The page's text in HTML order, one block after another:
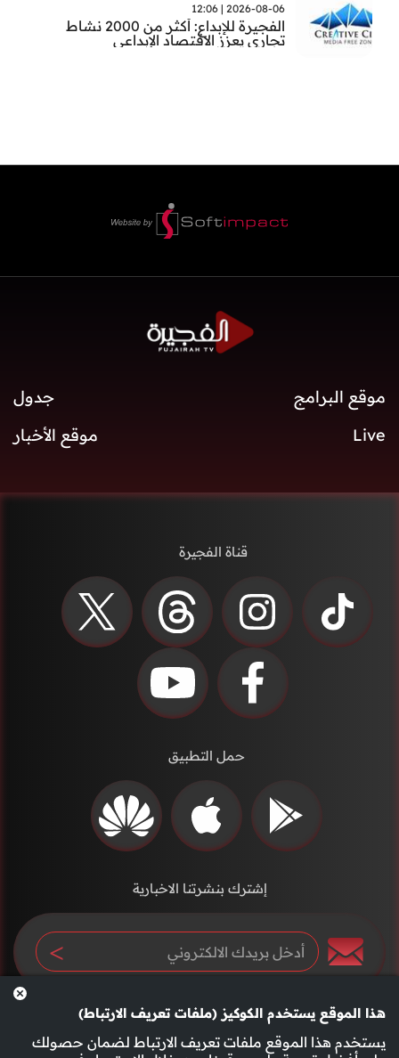
2026-08-06 | 12:06
الفجيرة للإبداع: أكثر من 2000 نشاط
تجاري يعزز الاقتصاد الإبداعي
هذا الموقع يستخدم الكوكيز (ملفات تعريف الارتباط)
يستخدم هذا الموقع ملفات تعريف الارتباط لضمان حصولك
موقع البرامج
جدول
Live
موقع الأخبار
قناة الفجيرة
حمل التطبيق
إشترك بنشرتنا الاخبارية